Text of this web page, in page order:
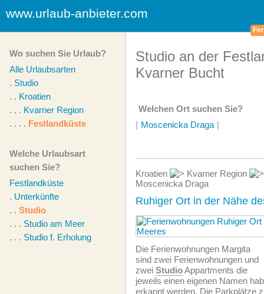
www.urlaub-anbieter.com
Wo suchen Sie Urlaub?
Alle Urlaubsarten
. Studio
. . Kroatien
. . . Kvarner Region
. . . . Festlandküste
Welche Urlaubsart
suchen Sie?
Festlandküste
. Unterkünfte
. . Studio
. . . Studio am Meer
. . . Studio f. Erholung
Studio an der
Kvarner Bucht
Welchen Ort suchen Sie?
| Moscenicka Draga |
Kroatien
Kvarner Region
Moscenicka Draga
Ruhiger Ort in der Nähe
Die Ferien­wohnungen Margita
sind zwei Ferien­wohnungen und
zwei StudioAppartments die
jeweils einen eigenen Namen
erkannt werden. Die Parkplätze